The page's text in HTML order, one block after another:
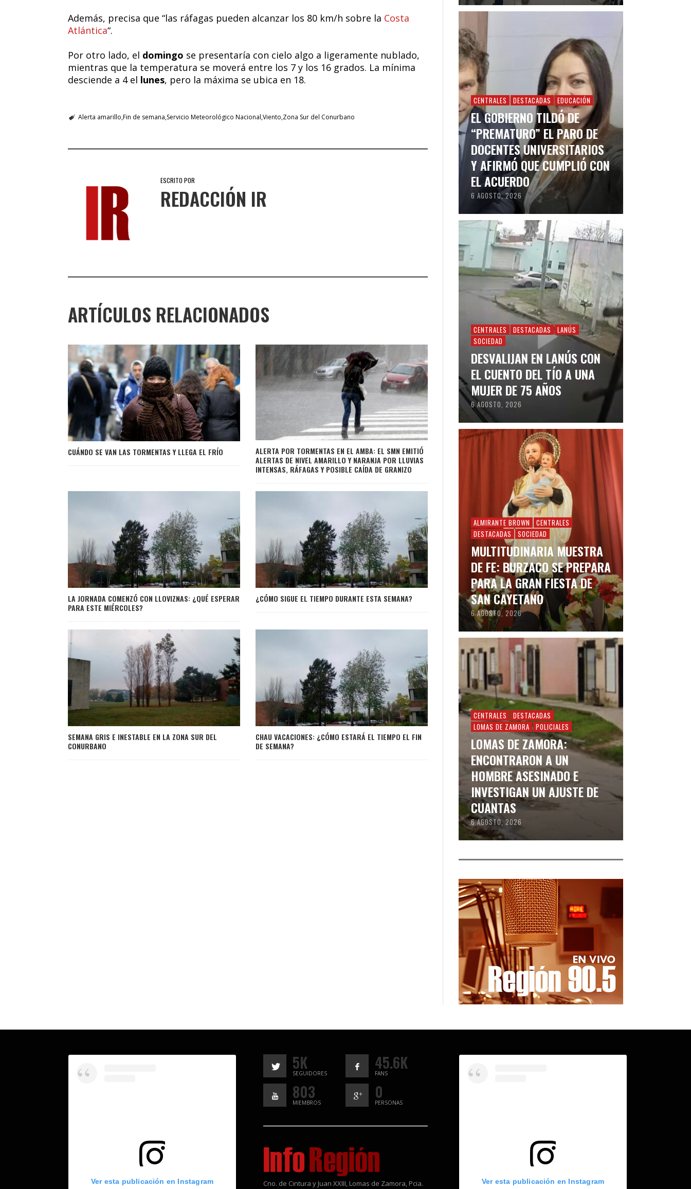
Además, precisa que “las ráfagas pueden alcanzar los 80 km/h sobre la Costa
Atlántica“.
Por otro lado, el domingo se presentaría con cielo algo a ligeramente nublado,
mientras que la temperatura se moverá entre los 7 y los 16 grados. La mínima
desciende a 4 el lunes, pero la máxima se ubica en 18.
Alerta amarillo Fin de semana Servicio Meteorológico Nacional Viento Zona Sur del Conurbano
ESCRITO POR
REDACCIÓN IR
ARTÍCULOS RELACIONADOS
CUÁNDO SE VAN LAS TORMENTAS Y LLEGA EL FRÍO
ALERTA POR TORMENTAS EN EL AMBA: EL SMN EMITIÓ
ALERTAS DE NIVEL AMARILLO Y NARANJA POR LLUVIAS
INTENSAS, RÁFAGAS Y POSIBLE CAÍDA DE GRANIZO
LA JORNADA COMENZÓ CON LLOVIZNAS: ¿QUÉ ESPERAR
PARA ESTE MIÉRCOLES?
¿CÓMO SIGUE EL TIEMPO DURANTE ESTA SEMANA?
SEMANA GRIS E INESTABLE EN LA ZONA SUR DEL
CONURBANO
CHAU VACACIONES: ¿CÓMO ESTARÁ EL TIEMPO EL FIN
DE SEMANA?
CENTRALES DESTACADAS EDUCACIÓN
EL GOBIERNO TILDÓ DE
“PREMATURO” EL PARO DE
DOCENTES UNIVERSITARIOS
Y AFIRMÓ QUE CUMPLIÓ CON
EL ACUERDO
6 AGOSTO, 2026
CENTRALES DESTACADAS
LANÚS
SOCIEDAD
DESVALIJAN EN LANÚS CON
EL CUENTO DEL TÍO A UNA
MUJER DE 75 AÑOS
6 AGOSTO, 2026
ALMIRANTE BROWN
CENTRALES
DESTACADAS
SOCIEDAD
MULTITUDINARIA MUESTRA
DE FE: BURZACO SE PREPARA
PARA LA GRAN FIESTA DE
SAN CAYETANO
6 AGOSTO, 2026
CENTRALES
DESTACADAS
LOMAS DE ZAMORA
POLICIALES
LOMAS DE ZAMORA:
ENCONTRARON A UN
HOMBRE ASESINADO E
INVESTIGAN UN AJUSTE DE
CUANTAS
6 AGOSTO, 2026
Ver esta publicación en Instagram
5K
SEGUIDORES
45.6K
FANS
803
MIEMBROS
0
PERSONAS
Cno. de Cintura y Juan XXIII, Lomas de Zamora, Pcia. Ver esta publicación en Instagram